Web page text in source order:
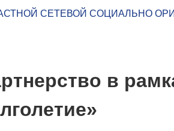
СЕТЕВОЙ СОЦИАЛЬНО
в